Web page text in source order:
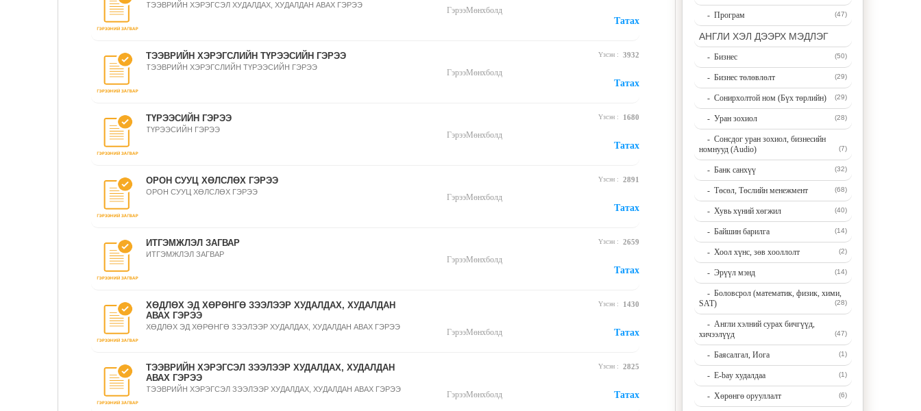
ТЭЭВРИЙН ХЭРЭГСЭЛ ХУДАЛДАХ, ХУДАЛДАН АВАХ ГЭРЭЭ
ГэрээМөнхболд
Татах
ТЭЭВРИЙН ХЭРЭГСЛИЙН ТҮРЭЭСИЙН ГЭРЭЭ Үзсэн : 3932
ТЭЭВРИЙН ХЭРЭГСЛИЙН ТҮРЭЭСИЙН ГЭРЭЭ
ГэрээМөнхболд
Татах
ТҮРЭЭСИЙН ГЭРЭЭ Үзсэн :
1680
ТҮРЭЭСИЙН ГЭРЭЭ
ГэрээМөнхболд
Татах
ОРОН СУУЦ ХӨЛСЛӨХ ГЭРЭЭ Үзсэн : 2891
ОРОН СУУЦ ХӨЛСЛӨХ ГЭРЭЭ
ГэрээМөнхболд
Татах
ИТГЭМЖЛЭЛ ЗАГВАР Үзсэн : 2659
ИТГЭМЖЛЭЛ ЗАГВАР
ГэрээМөнхболд
Татах
ХӨДЛӨХ ЭД ХӨРӨНГӨ ЗЭЭЛЭЭР ХУДАЛДАХ, ХУДАЛДАН
АВАХ ГЭРЭЭ
Үзсэн : 1430
ХӨДЛӨХ ЭД ХӨРӨНГӨ ЗЭЭЛЭЭР ХУДАЛДАХ, ХУДАЛДАН АВАХ ГЭРЭЭ
ГэрээМөнхболд Татах
ТЭЭВРИЙН ХЭРЭГСЭЛ ЗЭЭЛЭЭР ХУДАЛДАХ, ХУДАЛДАН
АВАХ ГЭРЭЭ
Үзсэн : 2825
ТЭЭВРИЙН ХЭРЭГСЭЛ ЗЭЭЛЭЭР ХУДАЛДАХ, ХУДАЛДАН АВАХ ГЭРЭЭ
ГэрээМөнхболд Татах
- Програм (47)
АНГЛИ ХЭЛ ДЭЭРХ МЭДЛЭГ
- Бизнес (50)
- Бизнес төлөвлөлт (29)
- Сонирхолтой ном (Бүх төрлийн) (29)
- Уран зохиол (28)
- Сонсдог уран зохиол, бизнесийн
номнууд (Audio)
(7)
- Банк санхүү (32)
- Төсөл, Төслийн менежмент (68)
- Хувь хүний хөгжил (40)
- Байшин барилга (14)
- Хоол хүнс, зөв хооллолт (2)
- Эрүүл мэнд (14)
- Боловсрол (математик, физик, хими,
SAT)
(28)
- Англи хэлний сурах бичгүүд,
хичээлүүд
(47)
- Баясалгал, Иога (1)
- E-bay худалдаа (1)
- Хөрөнгө орууллалт (6)